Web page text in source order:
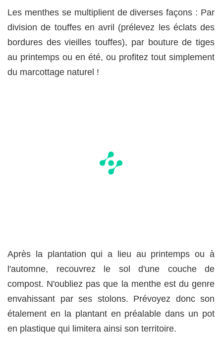
Les menthes se multiplient de diverses façons : Par
division de touffes en avril (prélevez les éclats des
bordures des vieilles touffes), par bouture de tiges
au printemps ou en été, ou profitez tout simplement
du marcottage naturel !
Après la plantation qui a lieu au printemps ou à
l'automne, recouvrez le sol d'une couche de
compost. N'oubliez pas que la menthe est du genre
envahissant par ses stolons. Prévoyez donc son
étalement en la plantant en préalable dans un pot
en plastique qui limitera ainsi son territoire.